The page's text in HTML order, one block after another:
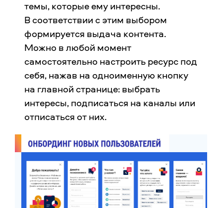
темы, которые ему интересны.
В соответствии с этим выбором
формируется выдача контента.
Можно в любой момент
самостоятельно настроить ресурс под
себя, нажав на одноименную кнопку
на главной странице: выбрать
интересы, подписаться на каналы или
отписаться от них.